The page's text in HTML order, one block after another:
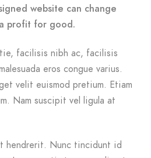
website can change
profit for good.
facilisis nibh ac, facilisis
eros congue varius.
velit euismod pretium. Etiam
Nam suscipit vel ligula at
hendrerit. Nunc tincidunt id